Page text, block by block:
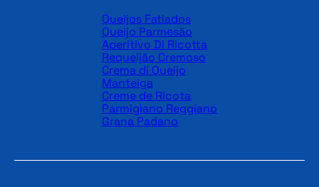
Queijos Fatiados
Queijo Parmesão
Aperitivo Di Ricotta
Requeijão Cremoso
Crema di Queijo
Manteiga
Creme de Ricota
Parmigiano Reggiano
Grana Padano